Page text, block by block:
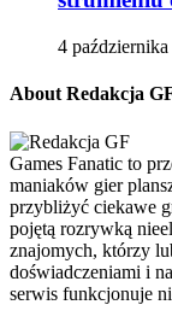
4 października
About Redakcja
Games Fanatic to
maniaków gier
przybliżyć ciekawe
pojętą rozrywką
znajomych, którzy
doświadczeniami i
serwis funkcjonuje